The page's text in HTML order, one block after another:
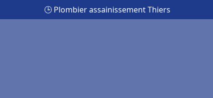
🕒 Plombier assainissement Thiers